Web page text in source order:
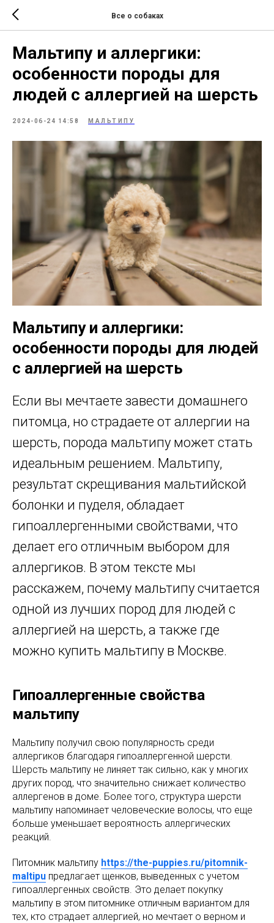
Все о собаках
Мальтипу и аллергики:
особенности породы для
людей с аллергией на шерсть
2024-06-24 14:58 МАЛЬТИПУ
Мальтипу и аллергики:
особенности породы для людей
с аллергией на шерсть
Если вы мечтаете завести домашнего
питомца, но страдаете от аллергии на
шерсть, порода мальтипу может стать
идеальным решением. Мальтипу,
результат скрещивания мальтийской
болонки и пуделя, обладает
гипоаллергенными свойствами, что
делает его отличным выбором для
аллергиков. В этом тексте мы
расскажем, почему мальтипу считается
одной из лучших пород для людей с
аллергией на шерсть, а также где
можно купить мальтипу в Москве.
Гипоаллергенные свойства
мальтипу
Мальтипу получил свою популярность среди
аллергиков благодаря гипоаллергенной шерсти.
Шерсть мальтипу не линяет так сильно, как у многих
других пород, что значительно снижает количество
аллергенов в доме. Более того, структура шерсти
мальтипу напоминает человеческие волосы, что еще
больше уменьшает вероятность аллергических
реакций.
Питомник мальтипу https://the-puppies.ru/pitomnik-
maltipu предлагает щенков, выведенных с учетом
гипоаллергенных свойств. Это делает покупку
мальтипу в этом питомнике отличным вариантом для
тех, кто страдает аллергией, но мечтает о верном и